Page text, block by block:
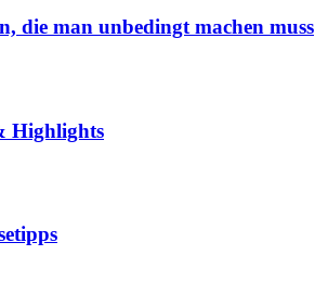
die man unbedingt machen muss
Highlights